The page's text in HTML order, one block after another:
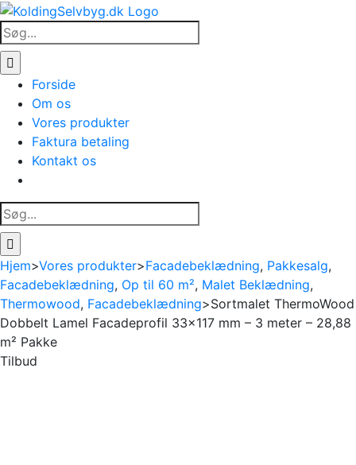
Skip
to
content
Søg
efter:
Forside
Om os
Vores produkter
Faktura betaling
Kontakt os
Søg
efter:
Hjem>Vores produkter>Facadebeklædning, Pakkesalg,
Facadebeklædning, Op til 60 m², Malet Beklædning,
Thermowood, Facadebeklædning>Sortmalet ThermoWood
Dobbelt Lamel Facadeprofil 33×117 mm – 3 meter – 28,88
m² Pakke
Tilbud